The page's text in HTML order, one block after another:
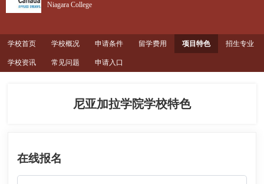
Niagara College
学校首页 学校概况 申请条件 留学费用 项目特色 招生专业
学校资讯 常见问题 申请入口
尼亚加拉学院学校特色
在线报名